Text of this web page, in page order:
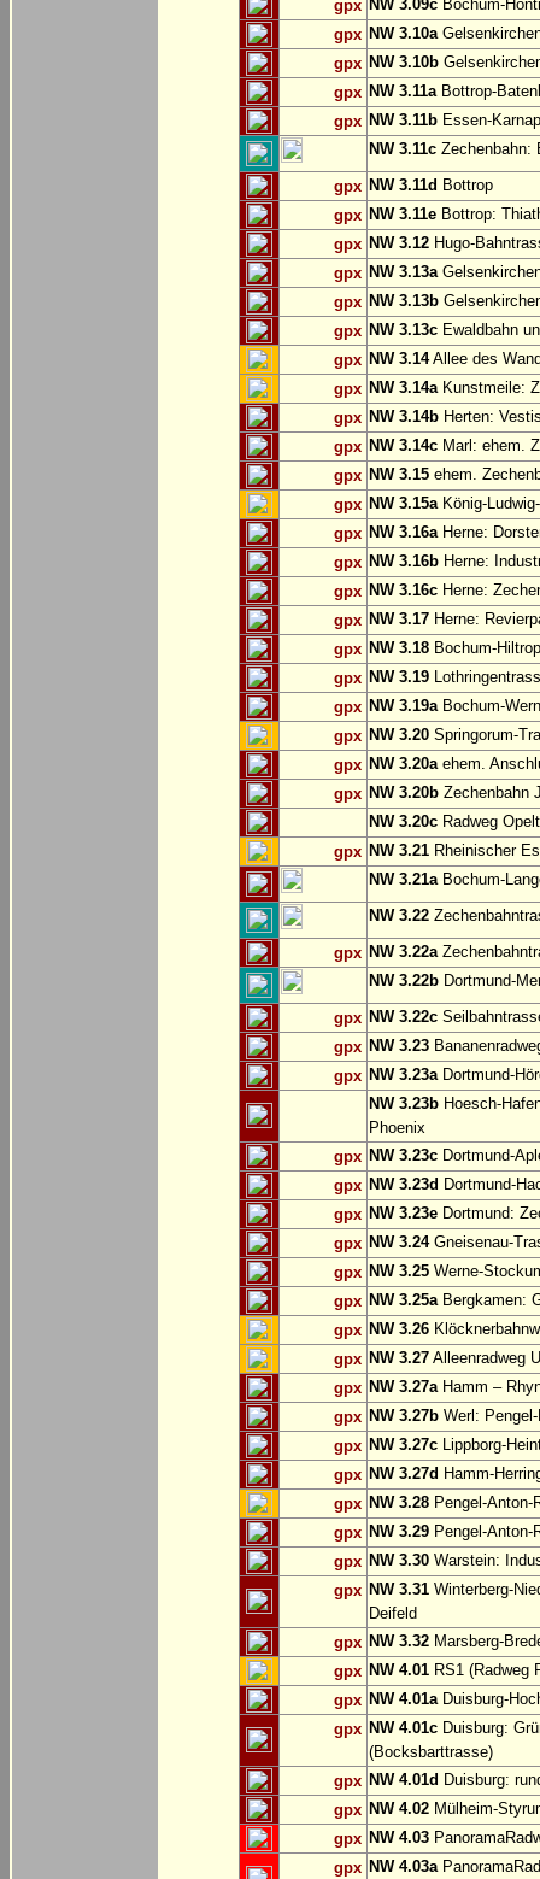
gpx NW 3.09c Bochum-
gpx NW 3.10a
gpx NW 3.10b
gpx NW 3.11aBottrop-
gpx NW 3.11b Essen-
NW 3.11c Zechenbahn:
gpx NW 3.11d Bottrop
gpx NW 3.11e Bottrop:
gpx NW 3.12 Hugo-
gpx NW 3.13a
gpx NW 3.13b
gpx NW 3.13c Ewaldbahn
gpx NW 3.14Allee des
gpx NW 3.14aKunstmeile:
gpx NW 3.14b Herten:
gpx NW 3.14c Marl: ehem.
gpx NW 3.15 ehem.
gpx NW 3.15aKönig-
gpx NW 3.16aHerne:
gpx NW 3.16b Herne:
gpx NW 3.16c Herne:
gpx NW 3.17 Herne:
gpx NW 3.18 Bochum-
gpx NW 3.19
gpx NW 3.19aBochum-
gpx NW 3.20 Springorum-
gpx NW 3.20aehem.
gpx NW 3.20b Zechenbahn
NW 3.20c Radweg
gpx NW 3.21 Rheinischer
NW 3.21aBochum-
NW 3.22
gpx NW 3.22a
NW 3.22b Dortmund-
gpx NW 3.22c
gpx NW 3.23
gpx NW 3.23aDortmund-
NW 3.23b Hoesch-
Phoenix
gpx NW 3.23c Dortmund-
gpx NW 3.23d Dortmund-
gpx NW 3.23e Dortmund:
gpx NW 3.24Gneisenau-
gpx NW 3.25 Werne-
gpx NW 3.25aBergkamen:
gpx NW 3.26
gpx NW 3.27 Alleenradweg
gpx NW 3.27aHamm –
gpx NW 3.27b Werl:
gpx NW 3.27c Lippborg-
gpx NW 3.27d Hamm-
gpx NW 3.28 Pengel-
gpx NW 3.29 Pengel-Anton-
gpx NW 3.30 Warstein:
gpx NW 3.31 Winterberg-
Deifeld
gpx NW 3.32 Marsberg-
gpx NW 4.01 RS1 (Radweg
gpx NW 4.01aDuisburg-
gpx NW 4.01c Duisburg:
(Bocksbarttrasse)
gpx NW 4.01d Duisburg:
gpx NW 4.02 Mülheim-
gpx NW 4.03
gpx NW 4.03a